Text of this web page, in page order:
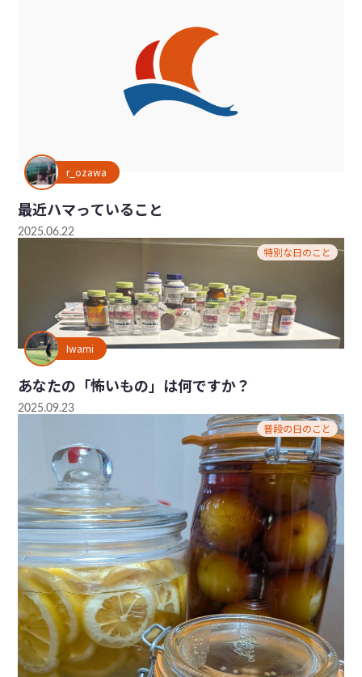
r_ozawa
最近ハマっていること
2025.06.22
特別な日のこと
Iwami
あなたの「怖いもの」は何ですか？
2025.09.23
普段の日のこと